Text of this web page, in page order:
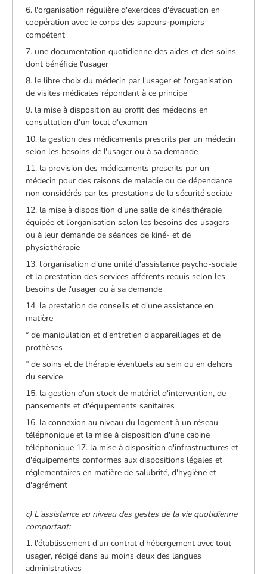
6. l'organisation régulière d'exercices d'évacuation en
coopération avec le corps des sapeurs-pompiers
compétent
7. une documentation quotidienne des aides et des soins
dont bénéficie l'usager
8. le libre choix du médecin par l'usager et l'organisation
de visites médicales répondant à ce principe
9. la mise à disposition au profit des médecins en
consultation d'un local d'examen
10. la gestion des médicaments prescrits par un médecin
selon les besoins de l'usager ou à sa demande
11. la provision des médicaments prescrits par un
médecin pour des raisons de maladie ou de dépendance
non considérés par les prestations de la sécurité sociale
12. la mise à disposition d'une salle de kinésithérapie
équipée et l'organisation selon les besoins des usagers
ou à leur demande de séances de kiné- et de
physiothérapie
13. l'organisation d'une unité d'assistance psycho-sociale
et la prestation des services afférents requis selon les
besoins de l'usager ou à sa demande
14. la prestation de conseils et d'une assistance en
matière
° de manipulation et d'entretien d'appareillages et de
prothèses
° de soins et de thérapie éventuels au sein ou en dehors
du service
15. la gestion d'un stock de matériel d'intervention, de
pansements et d'équipements sanitaires
16. la connexion au niveau du logement à un réseau
téléphonique et la mise à disposition d'une cabine
téléphonique 17. la mise à disposition d'infrastructures et
d'équipements conformes aux dispositions légales et
réglementaires en matière de salubrité, d'hygiène et
d'agrément
c) L'assistance au niveau des gestes de la vie quotidienne
comportant:
1. l'établissement d'un contrat d'hébergement avec tout
usager, rédigé dans au moins deux des langues
administratives